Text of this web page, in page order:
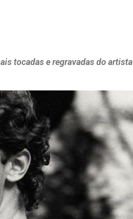
tocadas e regravadas do artista